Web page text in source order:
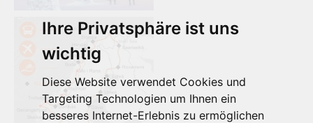
Ihre Privatsphäre ist uns
wichtig
Diese Website verwendet Cookies und
Targeting Technologien um Ihnen ein
besseres Internet-Erlebnis zu ermöglichen